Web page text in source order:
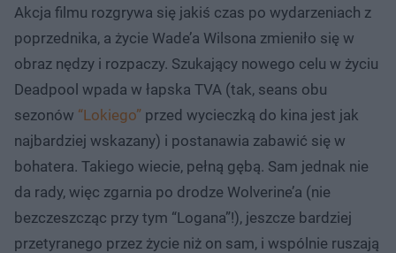
Akcja filmu rozgrywa się jakiś czas po wydarzeniach z
poprzednika, a życie Wade’a Wilsona zmieniło się w
obraz nędzy i rozpaczy. Szukający nowego celu w życiu
Deadpool wpada w łapska TVA (tak, seans obu
sezonów “Lokiego” przed wycieczką do kina jest jak
najbardziej wskazany) i postanawia zabawić się w
bohatera. Takiego wiecie, pełną gębą. Sam jednak nie
da rady, więc zgarnia po drodze Wolverine’a (nie
bezczeszcząc przy tym “Logana”!), jeszcze bardziej
przetyranego przez życie niż on sam, i wspólnie ruszają